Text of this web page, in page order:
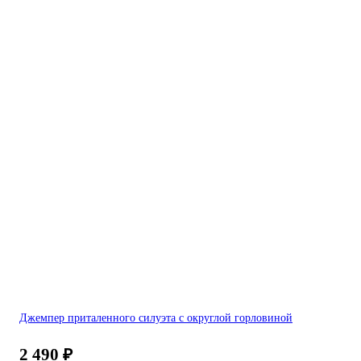
Джемпер приталенного силуэта с округлой горловиной
2 490 ₽